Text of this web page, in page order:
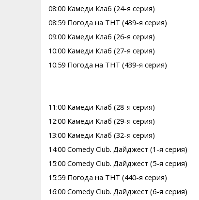
08:00 Камеди Клаб (24-я серия)
08:59 Погода на ТНТ (439-я серия)
09:00 Камеди Клаб (26-я серия)
10:00 Камеди Клаб (27-я серия)
10:59 Погода на ТНТ (439-я серия)
11:00 Камеди Клаб (28-я серия)
12:00 Камеди Клаб (29-я серия)
13:00 Камеди Клаб (32-я серия)
14:00 Comedy Club. Дайджест (1-я серия)
15:00 Comedy Club. Дайджест (5-я серия)
15:59 Погода на ТНТ (440-я серия)
16:00 Comedy Club. Дайджест (6-я серия)